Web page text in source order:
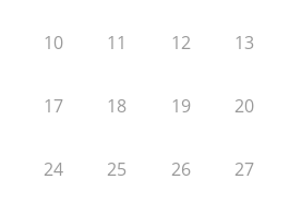
10 11 12 13
17 18 19 20
24 25 26 27